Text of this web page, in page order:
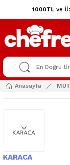
1000TLve
Anasayfa
KARACA